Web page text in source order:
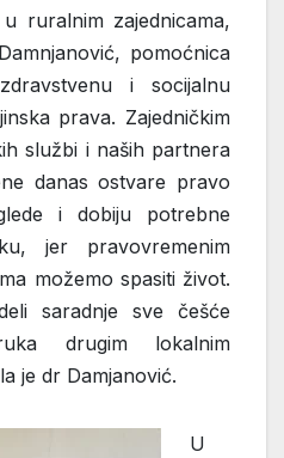
ruralnim zajednicama,
pomoćnica
i socijalnu
prava. Zajedničkim
službi i naših partnera
danas ostvare pravo
i dobiju potrebne
jer pravovremenim
možemo spasiti život.
saradnje sve češće
drugim lokalnim
je dr Damjanović.
U